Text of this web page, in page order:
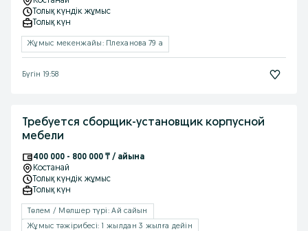
Толық күндік жұмыс
Толық күн
Жұмыс мекенжайы: Плеханова 79 а
Бүгін 19:58
Требуется сборщик-установщик корпусной
мебели
400 000 - 800 000 ₸ / айына
Костанай
Толық күндік жұмыс
Толық күн
Төлем / Мөлшер түрі: Ай сайын
Жұмыс тəжірибесі: 1 жылдан 3 жылға дейін